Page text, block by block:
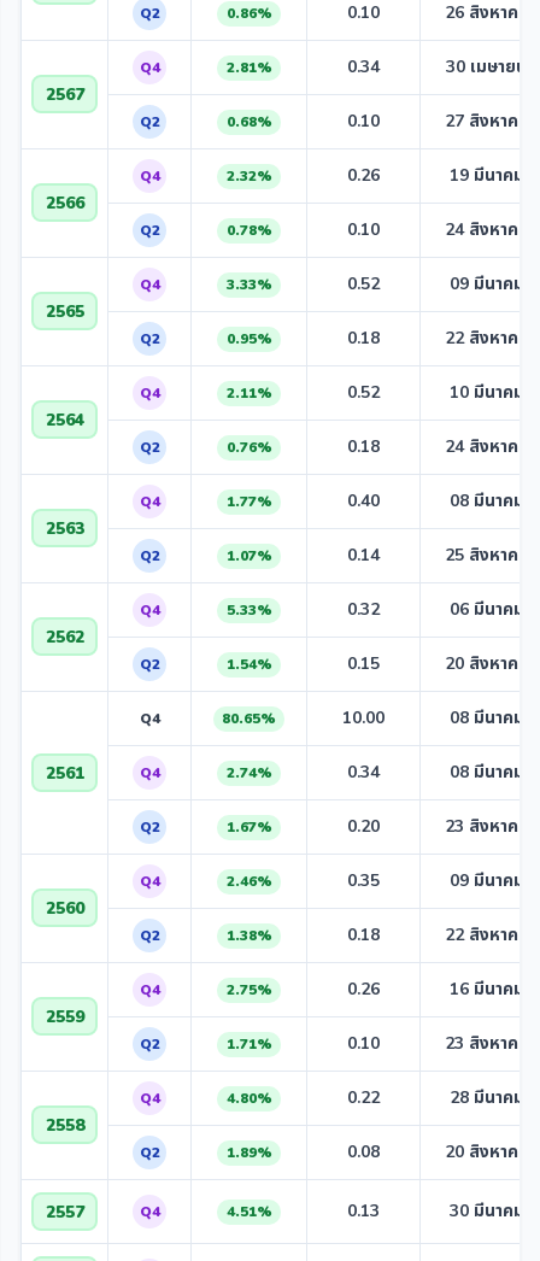
Q2 0.86% 0.10 26 สิงหาคม
2567
Q4 2.81% 0.34 30 เมษายน
Q2 0.68% 0.10 27 สิงหาคม
2566
Q4 2.32% 0.26 19 มีนาคม
Q2 0.78% 0.10 24 สิงหาคม
2565
Q4 3.33% 0.52 09 มีนาคม
Q2 0.95% 0.18 22 สิงหาคม
2564
Q4 2.11% 0.52 10 มีนาคม
Q2 0.76% 0.18 24 สิงหาคม
2563
Q4 1.77% 0.40 08 มีนาคม
Q2 1.07% 0.14 25 สิงหาคม
2562
Q4 5.33% 0.32 06 มีนาคม
Q2 1.54% 0.15 20 สิงหาคม
2561
Q4 80.65% 10.00 08 มีนาคม
Q4 2.74% 0.34 08 มีนาคม
Q2 1.67% 0.20 23 สิงหาคม
2560
Q4 2.46% 0.35 09 มีนาคม
Q2 1.38% 0.18 22 สิงหาคม
2559
Q4 2.75% 0.26 16 มีนาคม
Q2 1.71% 0.10 23 สิงหาคม
2558
Q4 4.80% 0.22 28 มีนาคม
Q2 1.89% 0.08 20 สิงหาคม
2557 Q4 4.51% 0.13 30 มีนาคม